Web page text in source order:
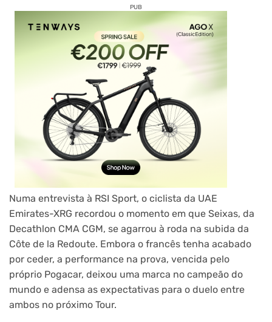
PUB
Numa entrevista à RSI Sport, o ciclista da UAE
Emirates-XRG recordou o momento em que Seixas, da
Decathlon CMA CGM, se agarrou à roda na subida da
Côte de la Redoute. Embora o francês tenha acabado
por ceder, a performance na prova, vencida pelo
próprio Pogacar, deixou uma marca no campeão do
mundo e adensa as expectativas para o duelo entre
ambos no próximo Tour.